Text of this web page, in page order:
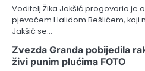
Voditelj Žika Jakšić progovorio je
pjevačem Halidom Bešlićem, koji
Jakšić se…
Zvezda Granda pobijedila
živi punim plućima FOTO